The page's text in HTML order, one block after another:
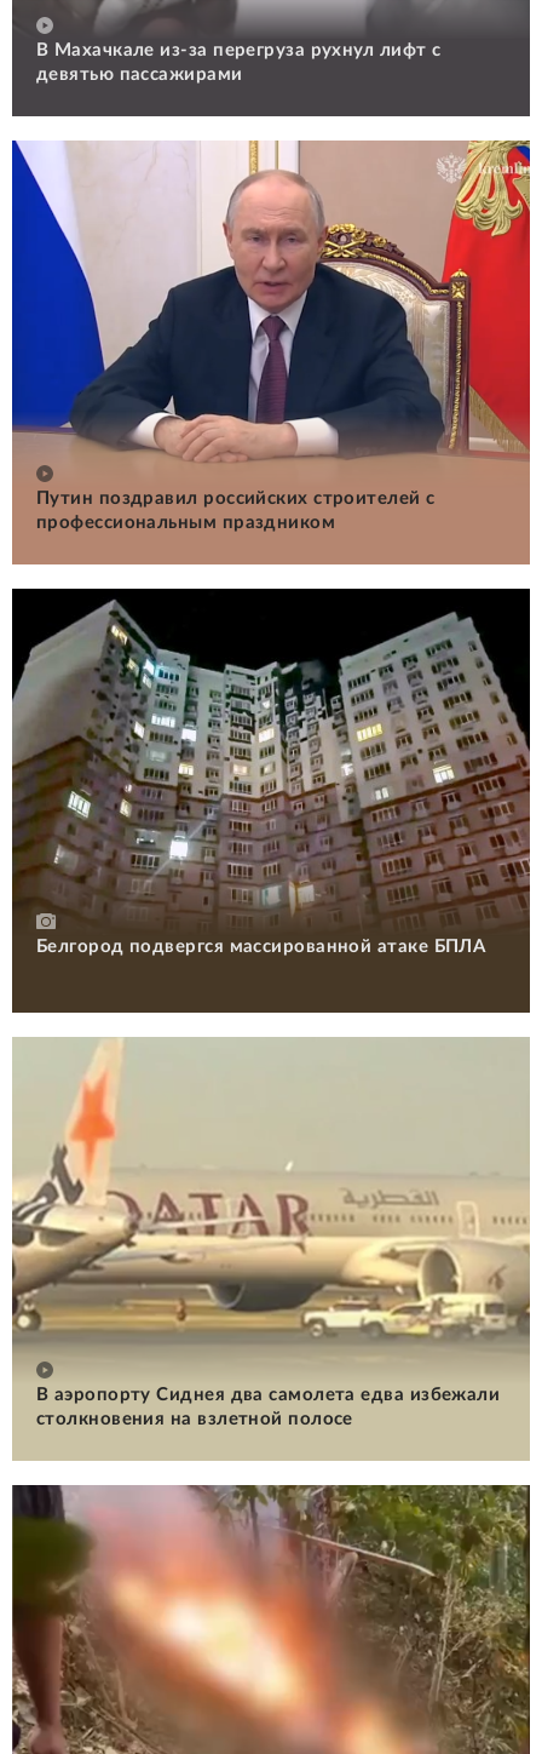
В Махачкале из-за перегруза рухнул лифт с
девятью пассажирами
Путин поздравил российских строителей с
профессиональным праздником
Белгород подвергся массированной атаке БПЛА
В аэропорту Сиднея два самолета едва избежали
столкновения на взлетной полосе